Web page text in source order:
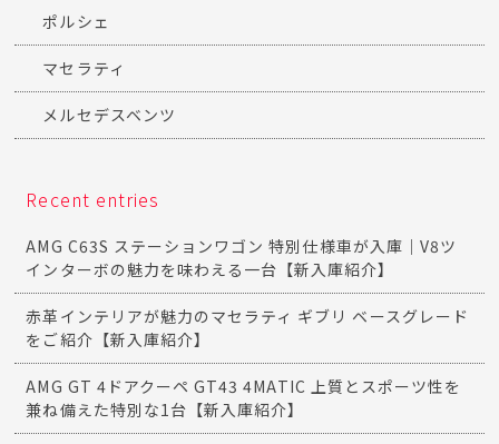
ポルシェ
マセラティ
メルセデスベンツ
Recent entries
AMG C63S ステーションワゴン 特別仕様車が入庫｜V8ツ
インターボの魅力を味わえる一台【新入庫紹介】
赤革インテリアが魅力のマセラティ ギブリ ベースグレード
をご紹介【新入庫紹介】
AMG GT 4ドアクーペ GT43 4MATIC 上質とスポーツ性を
兼ね備えた特別な1台【新入庫紹介】